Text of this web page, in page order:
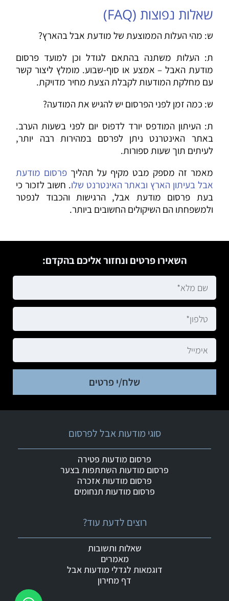
שאלות נפוצות (FAQ)
ש: מהי העלות הממוצעת של מודעת אבל בהארץ?
ת: העלות משתנה בהתאם לגודל וכן למועד פרסום
מודעת האבל – אמצע או סוף-שבוע. מומלץ ליצור קשר
עם מחלקת המודעות לקבלת הצעת מחיר מדויקת.
ש: כמה זמן לפני הפרסום יש להגיש את המודעה?
ת: העיתון המודפס יורד לדפוס יום לפני בשעות הערב.
באתר האינטרנט ניתן לפרסם במהירות רבה יותר,
לעיתים תוך שעות ספורות.
מאמר זה מספק מבט מקיף על תהליך פרסום מודעת
אבל בעיתון הארץ ובאתר האינטרנט שלו. חשוב לזכור כי
בעת פרסום מודעת אבל, הרגישות והכבוד לנפטר
ולמשפחתו הם השיקולים החשובים ביותר.
השאירו פרטים ונחזור אליכם בהקדם:
שלח/י פרטים
רוצים לדעת עוד?
שאלות ותשובות
מאמרים
דוגמאות לגדלי מודעות אבל
דף מחירון
סוגי מודעות אבל לפרסום
פרסום מודעות פטירה
פרסום מודעות השתתפות בצער
פרסום מודעות אזכרה
פרסום מודעות תנחומים